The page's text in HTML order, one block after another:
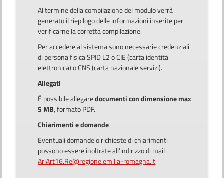
Al termine della compilazione del modulo verrà
generato il riepilogo delle informazioni inserite per
verificarne la corretta compilazione.
Per accedere al sistema sono necessarie credenziali
di persona fisica SPID L2 o CIE (carta identità
elettronica) o CNS (carta nazionale servizi).
Allegati
È possibile allegaredocumenti con dimensione max
5 MB, formato PDF.
Chiarimenti e domande
Eventuali domande o richieste di chiarimenti
possono essere inoltrate all’indirizzo di mail
ArlArt16.Re@regione.emilia-romagna.it